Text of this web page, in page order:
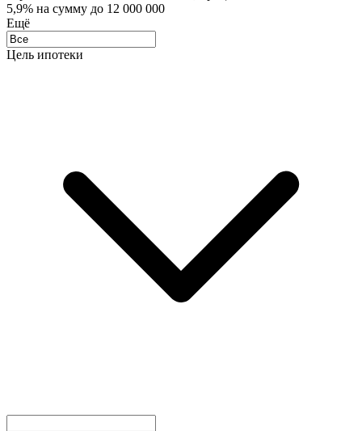
5,9% на сумму до 12 000 000
Eщё
Цель ипотеки